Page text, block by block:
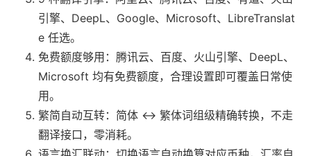
引擎、DeepL、Google、Microsoft、LibreTranslat
e 任选。
免费额度够用：腾讯云、百度、火山引擎、DeepL、
Microsoft 均有免费额度，合理设置即可覆盖日常使
用。
繁简自动互转：简体 ↔ 繁体词组级精确转换，不走
翻译接口，零消耗。